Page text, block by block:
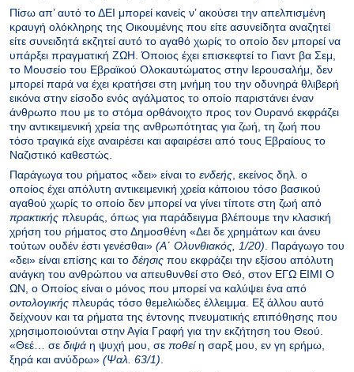
Πίσω απ’ αυτό το ΔΕΙ μπορεί κανείς ν’ ακούσει την απελπισμένη
κραυγή ολόκληρης της Οικουμένης που είτε ασυνείδητα αναζητεί
είτε συνειδητά εκζητεί αυτό το αγαθό χωρίς το οποίο δεν μπορεί να
υπάρξει πραγματική ΖΩΗ. Όποιος έχει επισκεφτεί το Γιαντ βα Σεμ,
το Μουσείο του Εβραϊκού Ολοκαυτώματος στην Ιερουσαλήμ, δεν
μπορεί παρά να έχει κρατήσει στη μνήμη του την οδυνηρά θλιβερή
εικόνα στην είσοδο ενός αγάλματος το οποίο παριστάνει έναν
άνθρωπο που με το στόμα ορθάνοιχτο προς τον Ουρανό εκφράζει
την αντικειμενική χρεία της ανθρωπότητας για ζωή, τη ζωή που
τόσο τραγικά είχε αναιρέσει και αφαιρέσει από τους Εβραίους το
Ναζιστικό καθεστώς.
Παράγωγα του ρήματος «δει» είναι το ενδεής, εκείνος δηλ. ο
οποίος έχει απόλυτη αντικειμενική χρεία κάποιου τόσο βασικού
αγαθού χωρίς το οποίο δεν μπορεί να γίνει τίποτε στη ζωή από
πρακτικής πλευράς, όπως για παράδειγμα βλέπουμε την κλασική
χρήση του ρήματος στο Δημοσθένη «Δει δε χρημάτων και άνευ
τούτων ουδέν έστι γενέσθαι» (Αʹ Ολυνθιακός, 1/20). Παράγωγο του
«δει» είναι επίσης και το δέησις που εκφράζει την εξίσου απόλυτη
ανάγκη του ανθρώπου να απευθυνθεί στο Θεό, στον ΕΓΩ ΕΙΜΙ Ο
ΩΝ, ο Οποίος είναι ο μόνος που μπορεί να καλύψει ένα από
οντολογικής πλευράς τόσο θεμελιώδες έλλειμμα. Εξ άλλου αυτό
δείχνουν και τα ρήματα της έντονης πνευματικής επιπόθησης που
χρησιμοποιούνται στην Αγία Γραφή για την εκζήτηση του Θεού.
«Θεέ… σε διψά η ψυχή μου, σε ποθείη σαρξ μου, εν γη ερήμω,
ξηρά και ανύδρω» (Ψαλ. 63/1).